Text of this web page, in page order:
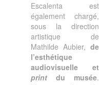
Escalenta est
également chargé,
sous la direction
artistique de
Mathilde Aubier, de
l’esthétique
audiovisuelle et
print du musée.